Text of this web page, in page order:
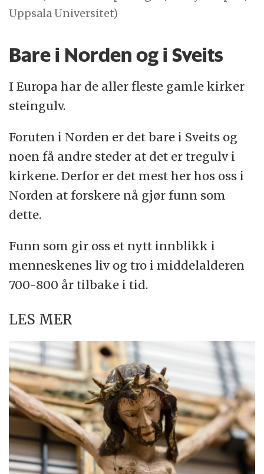
Uppsala Universitet)
Bare i Norden og i Sveits
I Europa har de aller fleste gamle kirker
steingulv.
Foruten i Norden er det bare i Sveits og
noen få andre steder at det er tregulv i
kirkene. Derfor er det mest her hos oss i
Norden at forskere nå gjør funn som
dette.
Funn som gir oss et nytt innblikk i
menneskenes liv og tro i middelalderen
700-800 år tilbake i tid.
LES MER